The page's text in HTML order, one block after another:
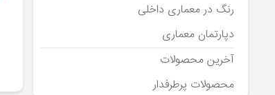
رنگ در معماری داخلی
دپارتمان معماری
آخرین محصولات
محصولات پرطرفدار